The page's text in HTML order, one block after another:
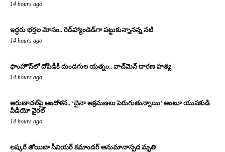
14 hours ago
ఇద్దరు భర్తల మోసం.. రెడ్‌హ్యాండెడ్‌గా పట్టుకున్నానన్న నటి
14 hours ago
ఫాంహౌస్‌లో దోపిడీకి దుండగుల యత్నం.. వాచ్‌మెన్‌ దారణ హత్య
14 hours ago
అరుణాచల్‌పై ఆందోళన.. ‘చైనా ఆక్రమణలు పెరుగుతున్నాయి’ అంటూ యువకుడి
వీడియో వైరల్
14 hours ago
లష్కరే తోయిబా సీనియర్ కమాండర్ అనుమానాస్పద మృతి